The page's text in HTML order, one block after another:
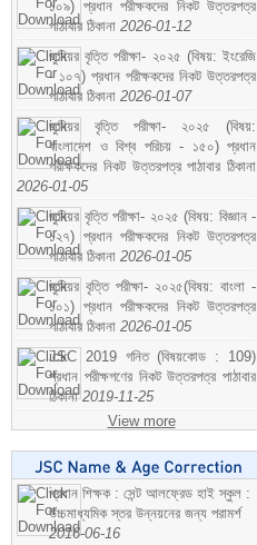
১০৯) প্রধান পরীক্ষকদের নিকট উত্তরপত্র
পাঠাবার ঠিকানা 2026-01-12
জুনিয়র বৃত্তি পরীক্ষা- ২০২৫ (বিষয়: ইংরেজি
- ১০৭) প্রধান পরীক্ষকদের নিকট উত্তরপত্র
পাঠাবার ঠিকানা 2026-01-07
জুনিয়র বৃত্তি পরীক্ষা- ২০২৫ (বিষয়:
বাংলাদেশ ও বিশ্ব পরিচয় - ১৫০) প্রধান
পরীক্ষকদের নিকট উত্তরপত্র পাঠাবার ঠিকানা
2026-01-05
জুনিয়র বৃত্তি পরীক্ষা- ২০২৫ (বিষয়: বিজ্ঞান -
১২৭) প্রধান পরীক্ষকদের নিকট উত্তরপত্র
পাঠাবার ঠিকানা 2026-01-05
জুনিয়র বৃত্তি পরীক্ষা- ২০২৫(বিষয়: বাংলা -
১০১) প্রধান পরীক্ষকদের নিকট উত্তরপত্র
পাঠাবার ঠিকানা 2026-01-05
JSC 2019 গনিত (বিষয়কোড : 109)
প্রধান পরীক্ষগণের নিকট উত্তরপত্র পাঠাবার
ঠিকানা2019-11-25
View more
প্রধান শিক্ষক : সেন্ট আলফ্রেড হাই স্কুল :
উচ্চমাধ্যমিক স্তর উন্নয়নের জন্য পরামর্শ
2016-06-16